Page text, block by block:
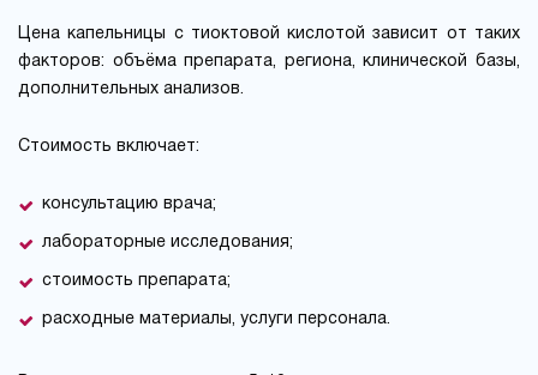
Цена капельницы с тиоктовой кислотой зависит от таких
факторов: объёма препарата, региона, клинической базы,
дополнительных анализов.
Стоимость включает:
консультацию врача;
лабораторные исследования;
стоимость препарата;
расходные материалы, услуги персонала.